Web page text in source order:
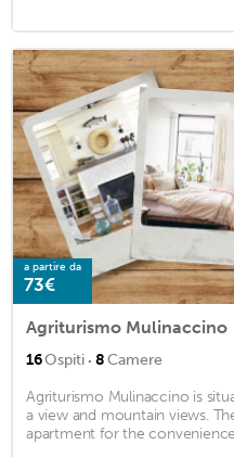
a partire da
73€
Agriturismo Mulinaccino
16Ospiti · 8Camere
Agriturismo Mulinaccino is
a view and mountain views.
apartment for the